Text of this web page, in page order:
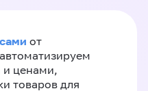
от
и ценами,
товаров для